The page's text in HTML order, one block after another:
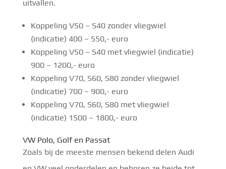
uitvallen.
Koppeling V50 – S40 zonder vliegwiel
(indicatie) 400 – 550,- euro
Koppeling V50 – S40 met vliegwiel (indicatie)
900 – 1200,- euro
Koppeling V70, S60, S80 zonder vliegwiel
(indicatie) 700 – 900,- euro
Koppeling V70, S60, S80 met vliegwiel
(indicatie) 1500 – 1800,- euro
VW Polo, Golf en Passat
Zoals bij de meeste mensen bekend delen Audi